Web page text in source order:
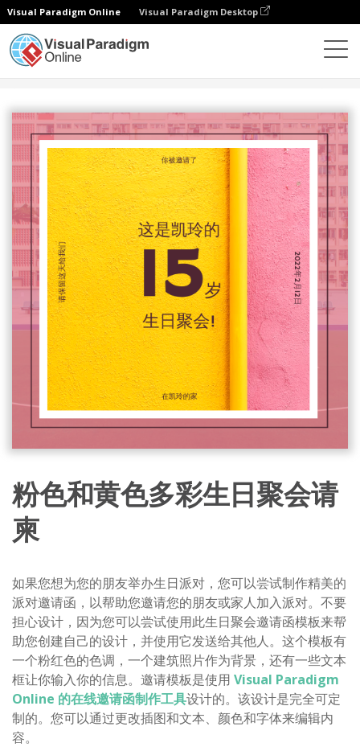
Visual Paradigm Online Visual Paradigm Desktop
粉色和黄色多彩生日聚会请
柬
如果您想为您的朋友举办生日派对，您可以尝试制作精美的
派对邀请函，以帮助您邀请您的朋友或家人加入派对。不要
担心设计，因为您可以尝试使用此生日聚会邀请函模板来帮
助您创建自己的设计，并使用它发送给其他人。这个模板有
一个粉红色的色调，一个建筑照片作为背景，还有一些文本
框让你输入你的信息。邀请模板是使用 Visual Paradigm
Online 的在线邀请函制作工具设计的。该设计是完全可定
制的。您可以通过更改插图和文本、颜色和字体来编辑内
容。